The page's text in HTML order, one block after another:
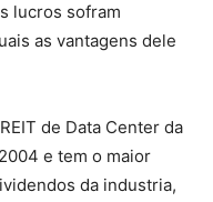
lucros sofram
as vantagens dele
de Data Center da
e tem o maior
da industria,